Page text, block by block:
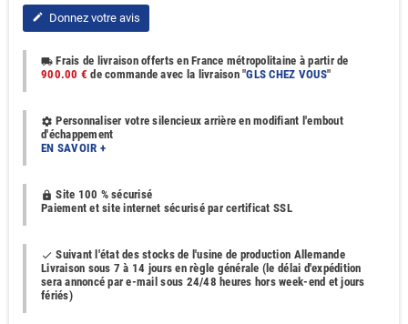
edit Donnez votre avis
local_shipping Frais de livraison offerts en France métropolitaine à partir de
900.00 € de commande avec la livraison "GLS CHEZ VOUS"
settings Personnaliser votre silencieux arrière en modifiant l'embout
d'échappement
EN SAVOIR +
https Site 100 % sécurisé
Paiement et site internet sécurisé par certificat SSL
done Suivant l'état des stocks de l'usine de production Allemande
Livraison sous 7 à 14 jours en règle générale (le délai d'expédition
sera annoncé par e-mail sous 24/48 heures hors week-end et jours
fériés)